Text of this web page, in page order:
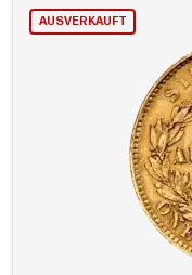
AUSVERKAUFT